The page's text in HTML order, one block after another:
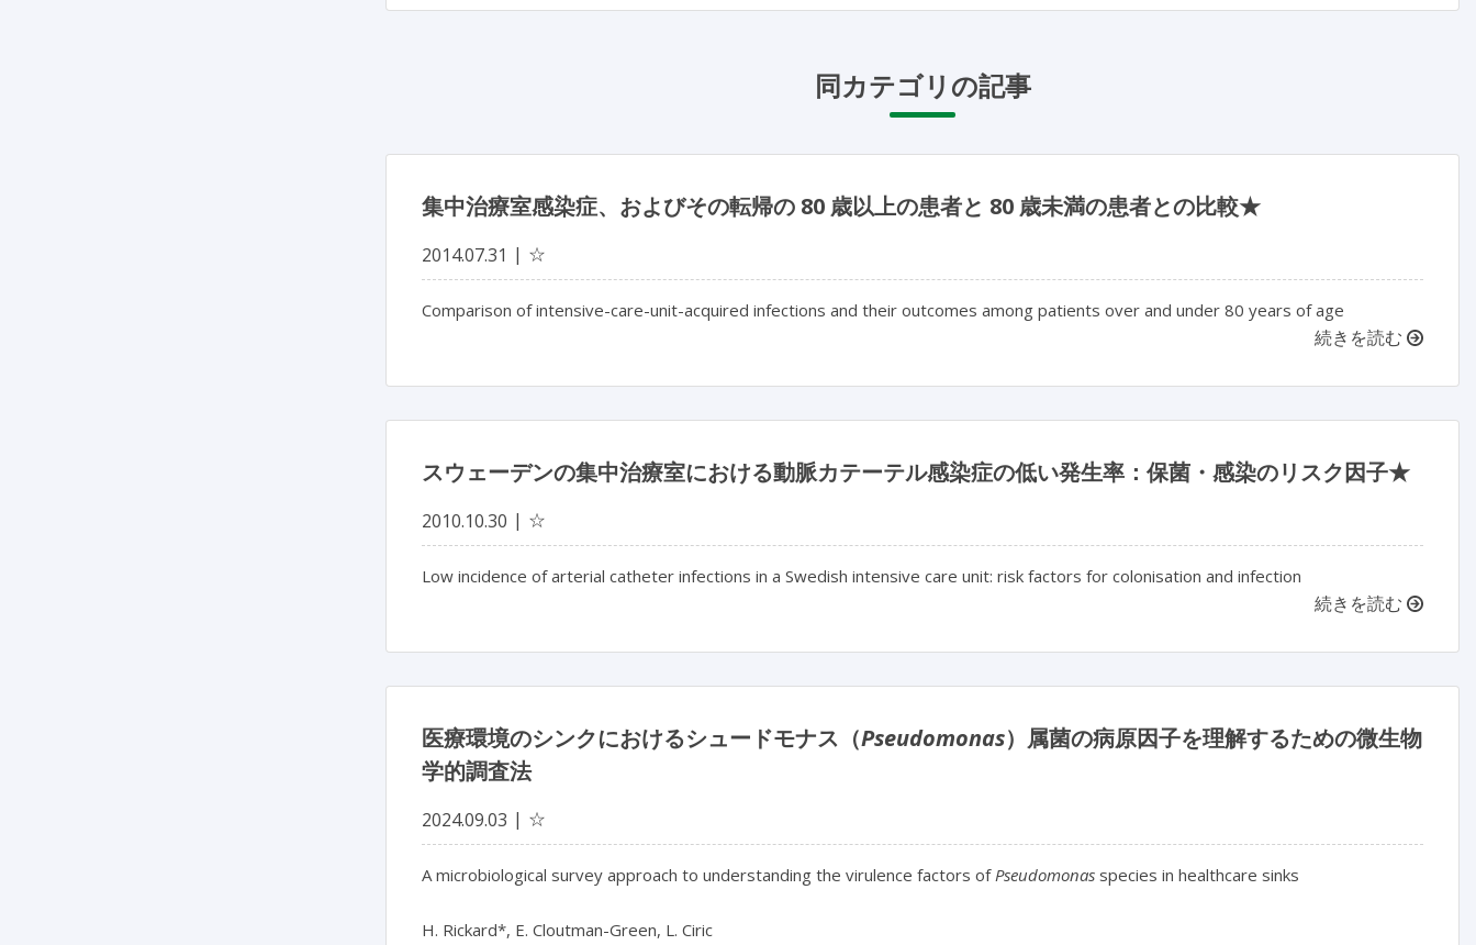
同カテゴリの記事
集中治療室感染症、およびその転帰の 80 歳以上の患者と 80 歳未満の患者との比較★
2014.07.31 ☆
Comparison of intensive-care-unit-acquired infections and their outcomes among patients over and under 80 years of age
続きを読む
スウェーデンの集中治療室における動脈カテーテル感染症の低い発生率：保菌・感染のリスク因子★
2010.10.30 ☆
Low incidence of arterial catheter infections in a Swedish intensive care unit: risk factors for colonisation and infection
続きを読む
医療環境のシンクにおけるシュードモナス（Pseudomonas）属菌の病原因子を理解するための微生物
学的調査法
2024.09.03 ☆
A microbiological survey approach to understanding the virulence factors of Pseudomonas species in healthcare sinks
H. Rickard*, E. Cloutman-Green, L. Ciric